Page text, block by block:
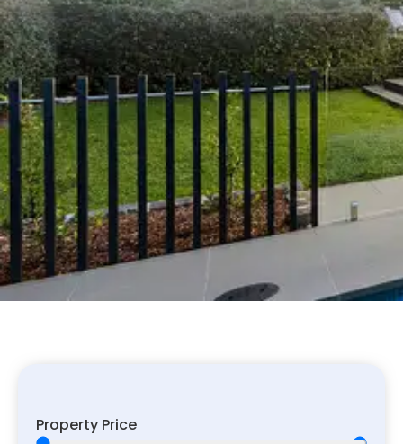
Property Price